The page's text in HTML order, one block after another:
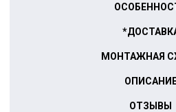
МОНТАЖНАЯ
ОТЗЫВЫ